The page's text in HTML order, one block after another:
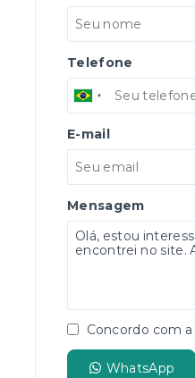
Telefone
E-mail
Mensagem
Concordo com a
WhatsApp